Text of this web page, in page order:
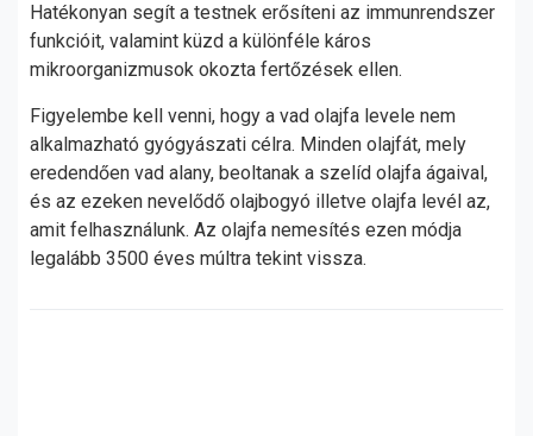
Hatékonyan segít a testnek erősíteni az immunrendszer
funkcióit, valamint küzd a különféle káros
mikroorganizmusok okozta fertőzések ellen.
Figyelembe kell venni, hogy a vad olajfa levele nem
alkalmazható gyógyászati célra. Minden olajfát, mely
eredendően vad alany, beoltanak a szelíd olajfa ágaival,
és az ezeken nevelődő olajbogyó illetve olajfa levél az,
amit felhasználunk. Az olajfa nemesítés ezen módja
legalább 3500 éves múltra tekint vissza.